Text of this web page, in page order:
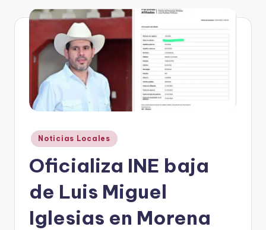
Publicado
en
Noticias Locales
Oficializa INE baja
de Luis Miguel
Iglesias en Morena